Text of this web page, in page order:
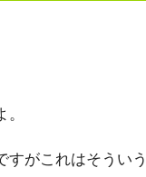
すがこれはそういう